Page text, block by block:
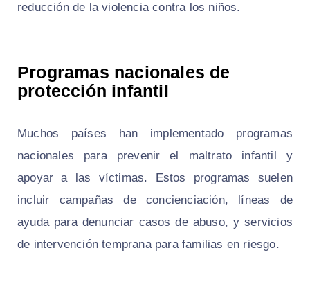
reducción de la violencia contra los niños.
Programas nacionales de
protección infantil
Muchos países han implementado programas
nacionales para prevenir el maltrato infantil y
apoyar a las víctimas. Estos programas suelen
incluir campañas de concienciación, líneas de
ayuda para denunciar casos de abuso, y servicios
de intervención temprana para familias en riesgo.